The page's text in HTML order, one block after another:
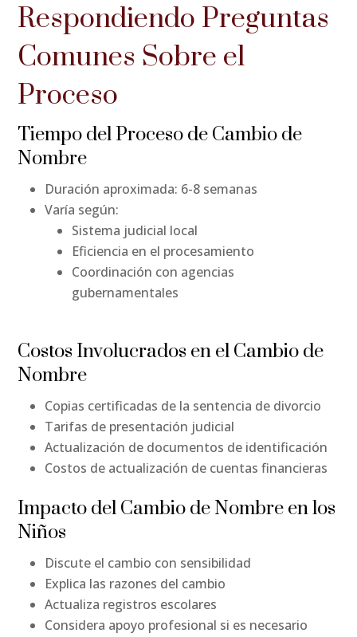
Respondiendo Preguntas
Comunes Sobre el
Proceso
Tiempo del Proceso de Cambio de
Nombre
Duración aproximada: 6-8 semanas
Varía según:
Sistema judicial local
Eficiencia en el procesamiento
Coordinación con agencias
gubernamentales
Costos Involucrados en el Cambio de
Nombre
Copias certificadas de la sentencia de divorcio
Tarifas de presentación judicial
Actualización de documentos de identificación
Costos de actualización de cuentas financieras
Impacto del Cambio de Nombre en los
Niños
Discute el cambio con sensibilidad
Explica las razones del cambio
Actualiza registros escolares
Considera apoyo profesional si es necesario